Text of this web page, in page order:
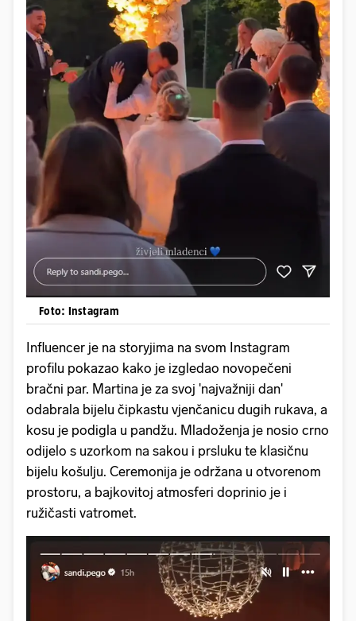
Foto: Instagram
Influencer je na storyjima na svom Instagram
profilu pokazao kako je izgledao novopečeni
bračni par. Martina je za svoj 'najvažniji dan'
odabrala bijelu čipkastu vjenčanicu dugih rukava, a
kosu je podigla u pandžu. Mladoženja je nosio crno
odijelo s uzorkom na sakou i prsluku te klasičnu
bijelu košulju. Ceremonija je održana u otvorenom
prostoru, a bajkovitoj atmosferi doprinio je i
ružičasti vatromet.